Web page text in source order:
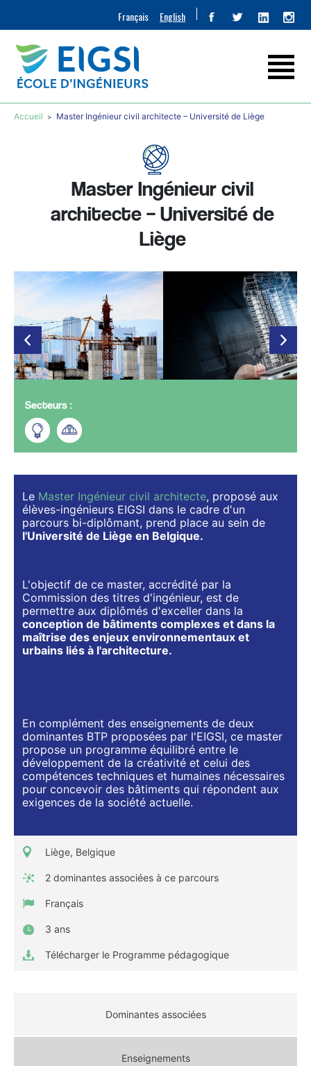
Français English
Accueil Master Ingénieur civil architecte – Université de Liège
Master Ingénieur civil
architecte – Université de
Liège
Secteurs :
Le Master Ingénieur civil architecte, proposé aux
élèves-ingénieurs EIGSI dans le cadre d'un
parcours bi-diplômant, prend place au sein de
l'Université de Liège en Belgique.
L'objectif de ce master, accrédité par la
Commission des titres d'ingénieur, est de
permettre aux diplômés d'exceller dans la
conception de bâtiments complexes et dans la
maîtrise des enjeux environnementaux et
urbains liés à l'architecture.
En complément des enseignements de deux
dominantes BTP proposées par l'EIGSI, ce master
propose un programme équilibré entre le
développement de la créativité et celui des
compétences techniques et humaines nécessaires
pour concevoir des bâtiments qui répondent aux
exigences de la société actuelle.
Liège, Belgique
2 dominantes associées à ce parcours
Français
3 ans
Télécharger le Programme pédagogique
Dominantes associées
Enseignements